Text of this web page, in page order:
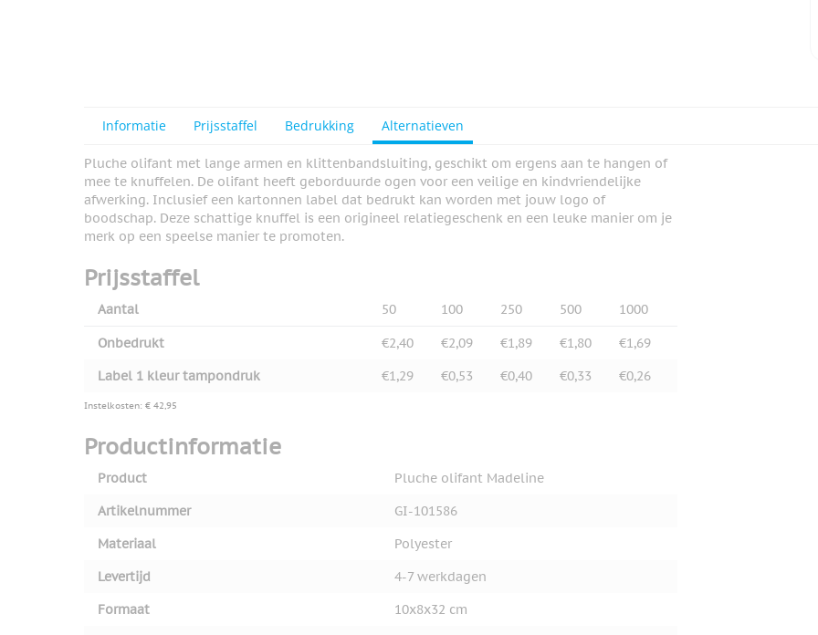
Informatie Prijsstaffel Bedrukking Alternatieven
Pluche olifant met lange armen en klittenbandsluiting, geschikt om ergens aan te hangen of
mee te knuffelen. De olifant heeft geborduurde ogen voor een veilige en kindvriendelijke
afwerking. Inclusief een kartonnen label dat bedrukt kan worden met jouw logo of
boodschap. Deze schattige knuffel is een origineel relatiegeschenk en een leuke manier om je
merk op een speelse manier te promoten.
Prijsstaffel
Aantal 50 100 250 500 1000
Onbedrukt €2,40 €2,09 €1,89 €1,80
€1,69
Label 1 kleur tampondruk
€1,29 €0,53 €0,40 €0,33 €0,26
Instelkosten: € 42,95
Productinformatie
Product
Pluche olifant Madeline
Artikelnummer
GI-101586
Materiaal
Polyester
Levertijd
4-7 werkdagen
Formaat
10x8x32 cm